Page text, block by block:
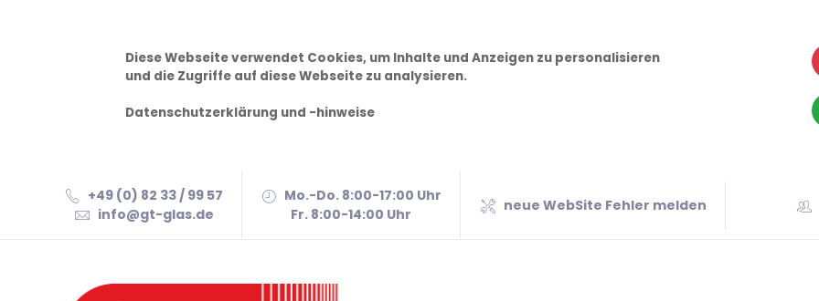
Diese Webseite verwendet Cookies, um Inhalte und Anzeigen zu personalisieren
und die Zugriffe auf diese Webseite zu analysieren.
Datenschutzerklärung und -hinweise
+49 (0) 82 33 / 99 57
info@gt-glas.de
Mo.-Do. 8:00-17:00 Uhr
Fr. 8:00-14:00 Uhr
neue WebSite Fehler melden